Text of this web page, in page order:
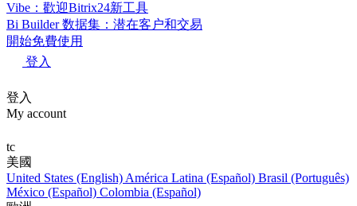
Vibe：歡迎Bitrix24新工具
Bi Builder 数据集：潜在客户和交易
開始免費使用
登入
登入
My account
tc
美國
United States (English) América Latina (Español) Brasil (Português)
México (Español) Colombia (Español)